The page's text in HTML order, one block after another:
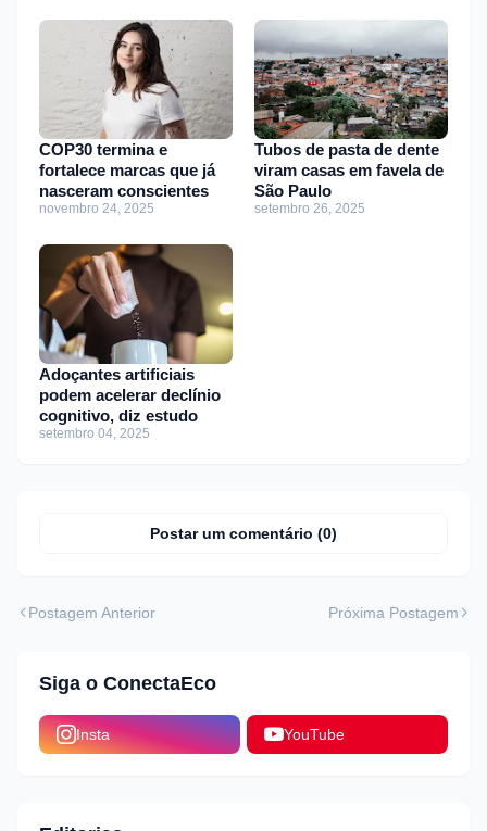
COP30 termina e
fortalece marcas que já
nasceram conscientes
novembro 24, 2025
Tubos de pasta de dente
viram casas em favela de
São Paulo
setembro 26, 2025
Adoçantes artificiais
podem acelerar declínio
cognitivo, diz estudo
setembro 04, 2025
Postar um comentário (0)
Postagem Anterior Próxima Postagem
Siga o ConectaEco
Insta YouTube